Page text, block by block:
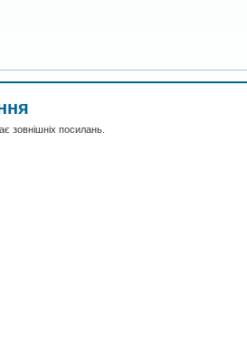
зовнішніх посилань.